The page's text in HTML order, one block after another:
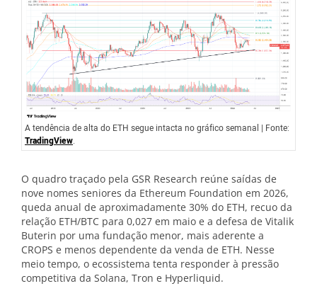
A tendência de alta do ETH segue intacta no gráfico semanal | Fonte:
TradingView.
O quadro traçado pela GSR Research reúne saídas de
nove nomes seniores da Ethereum Foundation em 2026,
queda anual de aproximadamente 30% do ETH, recuo da
relação ETH/BTC para 0,027 em maio e a defesa de Vitalik
Buterin por uma fundação menor, mais aderente a
CROPS e menos dependente da venda de ETH. Nesse
meio tempo, o ecossistema tenta responder à pressão
competitiva da Solana, Tron e Hyperliquid.